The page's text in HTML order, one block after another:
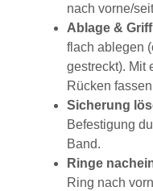
nach vorne/
Ablage &
flach ablegen
gestreckt). Mit
Rücken
Sicherung
Befestigung
Band.
Ringe
Ring nach